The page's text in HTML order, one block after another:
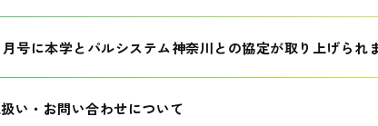
号に本学とパルシステム神奈川との協定が取り上げられ
い・お問い合わせについて